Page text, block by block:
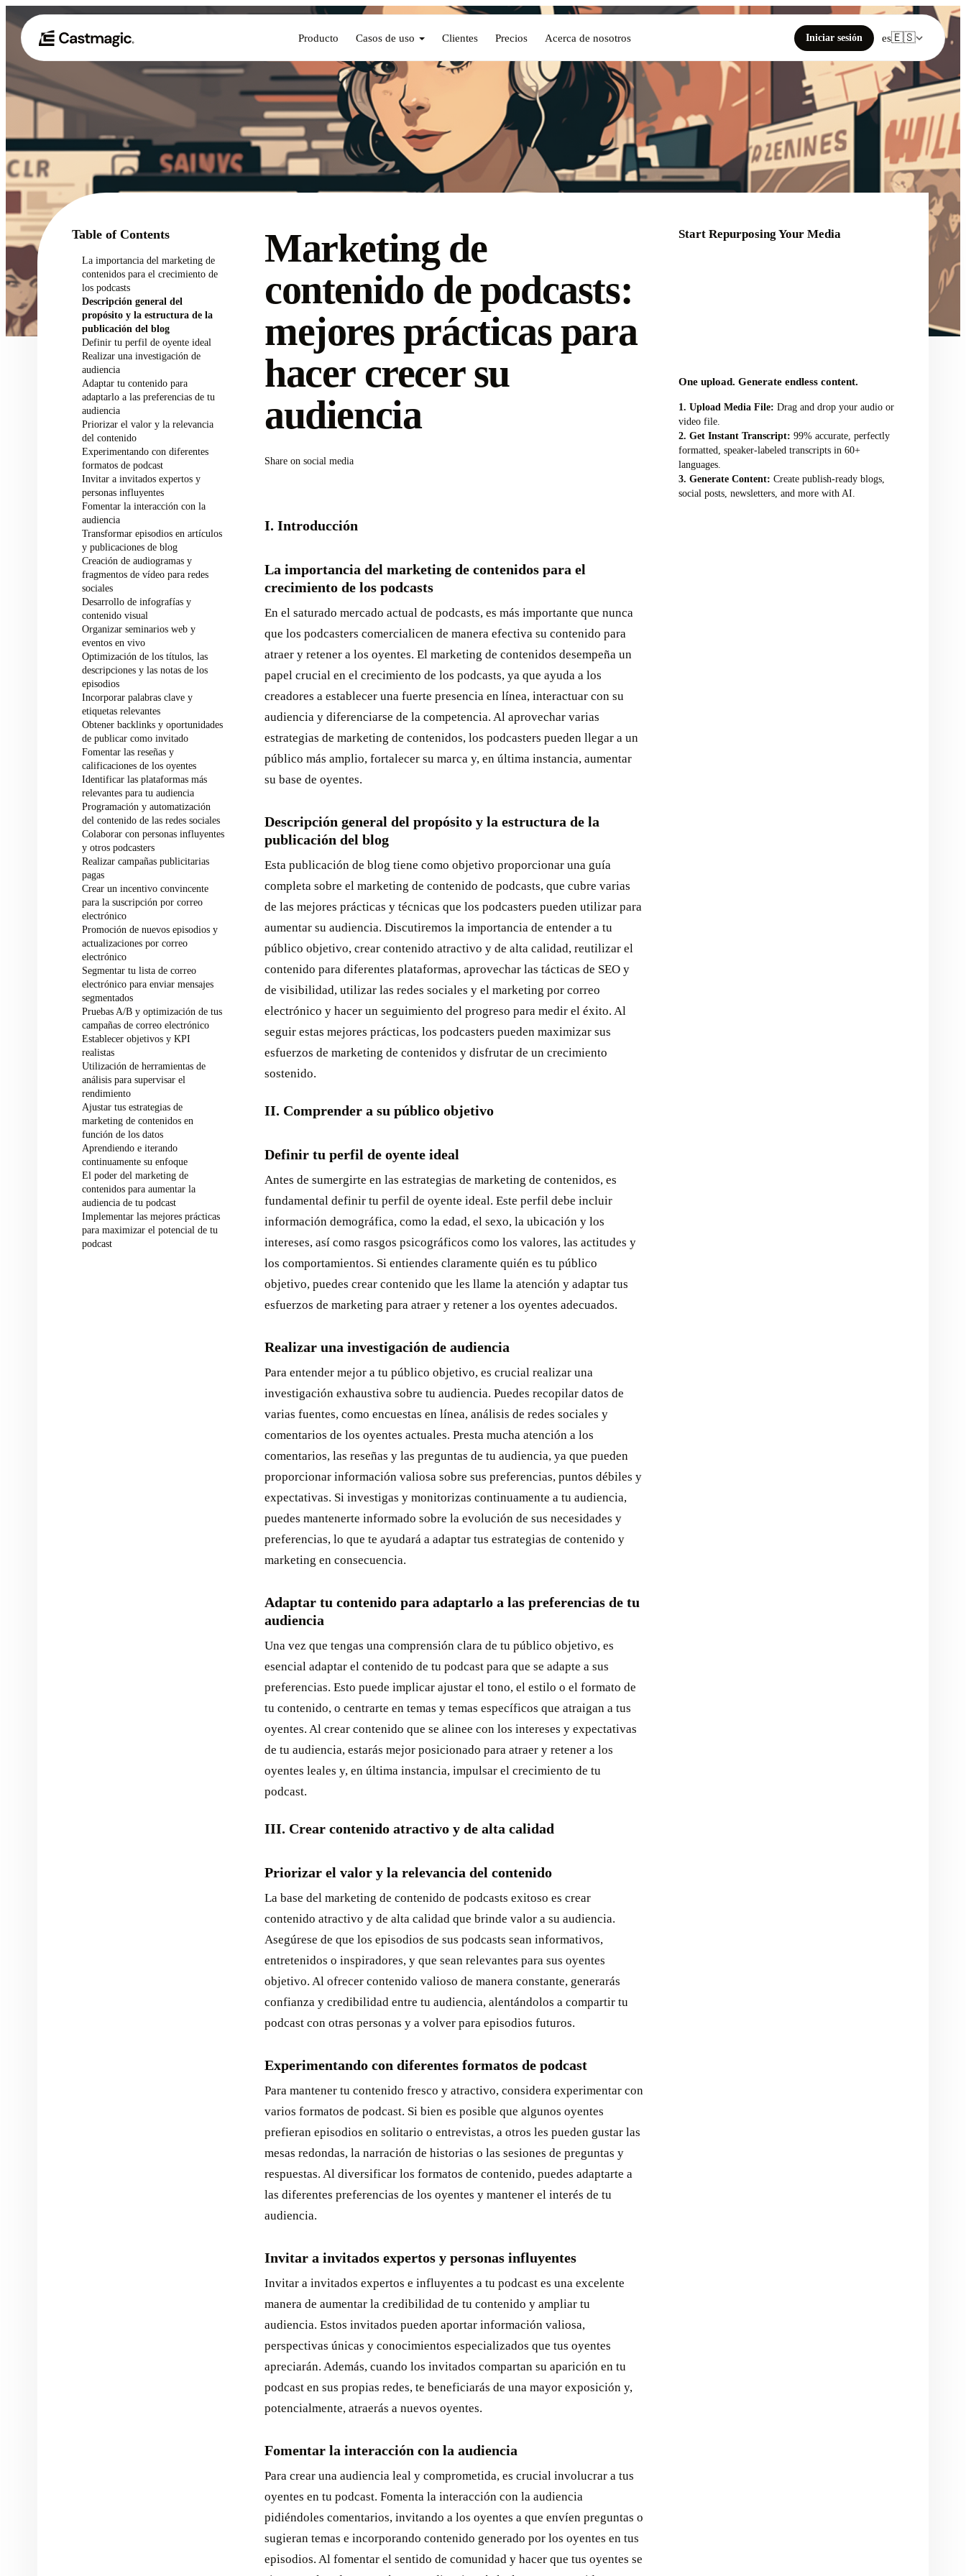
Producto Casos de uso Clientes Precios Acerca de nosotros Iniciar sesión es🇪🇸
Table of Contents
La importancia del marketing de
contenidos para el crecimiento de
los podcasts
Descripción general del
propósito y la estructura de la
publicación del blog
Definir tu perfil de oyente ideal
Realizar una investigación de
audiencia
Adaptar tu contenido para
adaptarlo a las preferencias de tu
audiencia
Priorizar el valor y la relevancia
del contenido
Experimentando con diferentes
formatos de podcast
Invitar a invitados expertos y
personas influyentes
Fomentar la interacción con la
audiencia
Transformar episodios en artículos
y publicaciones de blog
Creación de audiogramas y
fragmentos de vídeo para redes
sociales
Desarrollo de infografías y
contenido visual
Organizar seminarios web y
eventos en vivo
Optimización de los títulos, las
descripciones y las notas de los
episodios
Incorporar palabras clave y
etiquetas relevantes
Obtener backlinks y oportunidades
de publicar como invitado
Fomentar las reseñas y
calificaciones de los oyentes
Identificar las plataformas más
relevantes para tu audiencia
Programación y automatización
del contenido de las redes sociales
Colaborar con personas influyentes
y otros podcasters
Realizar campañas publicitarias
pagas
Crear un incentivo convincente
para la suscripción por correo
electrónico
Promoción de nuevos episodios y
actualizaciones por correo
electrónico
Segmentar tu lista de correo
electrónico para enviar mensajes
segmentados
Pruebas A/B y optimización de tus
campañas de correo electrónico
Establecer objetivos y KPI
realistas
Utilización de herramientas de
análisis para supervisar el
rendimiento
Ajustar tus estrategias de
marketing de contenidos en
función de los datos
Aprendiendo e iterando
continuamente su enfoque
El poder del marketing de
contenidos para aumentar la
audiencia de tu podcast
Implementar las mejores prácticas
para maximizar el potencial de tu
podcast
Marketing de
contenido de podcasts:
mejores prácticas para
hacer crecer su
audiencia
Share on social media
I. Introducción
La importancia del marketing de contenidos para el
crecimiento de los podcasts
En el saturado mercado actual de podcasts, es más importante que nunca
que los podcasters comercialicen de manera efectiva su contenido para
atraer y retener a los oyentes. El marketing de contenidos desempeña un
papel crucial en el crecimiento de los podcasts, ya que ayuda a los
creadores a establecer una fuerte presencia en línea, interactuar con su
audiencia y diferenciarse de la competencia. Al aprovechar varias
estrategias de marketing de contenidos, los podcasters pueden llegar a un
público más amplio, fortalecer su marca y, en última instancia, aumentar
su base de oyentes.
Descripción general del propósito y la estructura de la
publicación del blog
Esta publicación de blog tiene como objetivo proporcionar una guía
completa sobre el marketing de contenido de podcasts, que cubre varias
de las mejores prácticas y técnicas que los podcasters pueden utilizar para
aumentar su audiencia. Discutiremos la importancia de entender a tu
público objetivo, crear contenido atractivo y de alta calidad, reutilizar el
contenido para diferentes plataformas, aprovechar las tácticas de SEO y
de visibilidad, utilizar las redes sociales y el marketing por correo
electrónico y hacer un seguimiento del progreso para medir el éxito. Al
seguir estas mejores prácticas, los podcasters pueden maximizar sus
esfuerzos de marketing de contenidos y disfrutar de un crecimiento
sostenido.
II. Comprender a su público objetivo
Definir tu perfil de oyente ideal
Antes de sumergirte en las estrategias de marketing de contenidos, es
fundamental definir tu perfil de oyente ideal. Este perfil debe incluir
información demográfica, como la edad, el sexo, la ubicación y los
intereses, así como rasgos psicográficos como los valores, las actitudes y
los comportamientos. Si entiendes claramente quién es tu público
objetivo, puedes crear contenido que les llame la atención y adaptar tus
esfuerzos de marketing para atraer y retener a los oyentes adecuados.
Realizar una investigación de audiencia
Para entender mejor a tu público objetivo, es crucial realizar una
investigación exhaustiva sobre tu audiencia. Puedes recopilar datos de
varias fuentes, como encuestas en línea, análisis de redes sociales y
comentarios de los oyentes actuales. Presta mucha atención a los
comentarios, las reseñas y las preguntas de tu audiencia, ya que pueden
proporcionar información valiosa sobre sus preferencias, puntos débiles y
expectativas. Si investigas y monitorizas continuamente a tu audiencia,
puedes mantenerte informado sobre la evolución de sus necesidades y
preferencias, lo que te ayudará a adaptar tus estrategias de contenido y
marketing en consecuencia.
Adaptar tu contenido para adaptarlo a las preferencias de tu
audiencia
Una vez que tengas una comprensión clara de tu público objetivo, es
esencial adaptar el contenido de tu podcast para que se adapte a sus
preferencias. Esto puede implicar ajustar el tono, el estilo o el formato de
tu contenido, o centrarte en temas y temas específicos que atraigan a tus
oyentes. Al crear contenido que se alinee con los intereses y expectativas
de tu audiencia, estarás mejor posicionado para atraer y retener a los
oyentes leales y, en última instancia, impulsar el crecimiento de tu
podcast.
III. Crear contenido atractivo y de alta calidad
Priorizar el valor y la relevancia del contenido
La base del marketing de contenido de podcasts exitoso es crear
contenido atractivo y de alta calidad que brinde valor a su audiencia.
Asegúrese de que los episodios de sus podcasts sean informativos,
entretenidos o inspiradores, y que sean relevantes para sus oyentes
objetivo. Al ofrecer contenido valioso de manera constante, generarás
confianza y credibilidad entre tu audiencia, alentándolos a compartir tu
podcast con otras personas y a volver para episodios futuros.
Experimentando con diferentes formatos de podcast
Para mantener tu contenido fresco y atractivo, considera experimentar con
varios formatos de podcast. Si bien es posible que algunos oyentes
prefieran episodios en solitario o entrevistas, a otros les pueden gustar las
mesas redondas, la narración de historias o las sesiones de preguntas y
respuestas. Al diversificar los formatos de contenido, puedes adaptarte a
las diferentes preferencias de los oyentes y mantener el interés de tu
audiencia.
Invitar a invitados expertos y personas influyentes
Invitar a invitados expertos e influyentes a tu podcast es una excelente
manera de aumentar la credibilidad de tu contenido y ampliar tu
audiencia. Estos invitados pueden aportar información valiosa,
perspectivas únicas y conocimientos especializados que tus oyentes
apreciarán. Además, cuando los invitados compartan su aparición en tu
podcast en sus propias redes, te beneficiarás de una mayor exposición y,
potencialmente, atraerás a nuevos oyentes.
Fomentar la interacción con la audiencia
Para crear una audiencia leal y comprometida, es crucial involucrar a tus
oyentes en tu podcast. Fomenta la interacción con la audiencia
pidiéndoles comentarios, invitando a los oyentes a que envíen preguntas o
sugieran temas e incorporando contenido generado por los oyentes en tus
episodios. Al fomentar el sentido de comunidad y hacer que tus oyentes se
Start Repurposing Your Media
One upload. Generate endless content.
Upload Media File: Drag and drop your audio or
video file.
Get Instant Transcript: 99% accurate, perfectly
formatted, speaker-labeled transcripts in 60+
languages.
Generate Content: Create publish-ready blogs,
social posts, newsletters, and more with AI.